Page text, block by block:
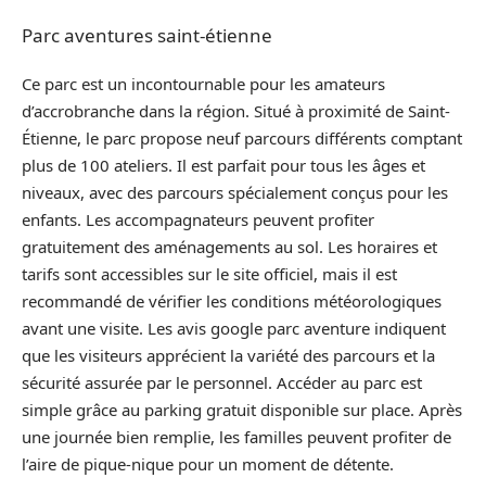
Parc aventures saint-étienne
Ce parc est un incontournable pour les amateurs
d’accrobranche dans la région. Situé à proximité de Saint-
Étienne, le parc propose neuf parcours différents comptant
plus de 100 ateliers. Il est parfait pour tous les âges et
niveaux, avec des parcours spécialement conçus pour les
enfants. Les accompagnateurs peuvent profiter
gratuitement des aménagements au sol. Les horaires et
tarifs sont accessibles sur le site officiel, mais il est
recommandé de vérifier les conditions météorologiques
avant une visite. Les avis google parc aventure indiquent
que les visiteurs apprécient la variété des parcours et la
sécurité assurée par le personnel. Accéder au parc est
simple grâce au parking gratuit disponible sur place. Après
une journée bien remplie, les familles peuvent profiter de
l’aire de pique-nique pour un moment de détente.